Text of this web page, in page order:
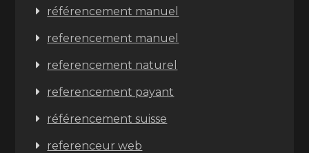
référencement manuel
referencement manuel
referencement naturel
referencement payant
référencement suisse
referenceur web